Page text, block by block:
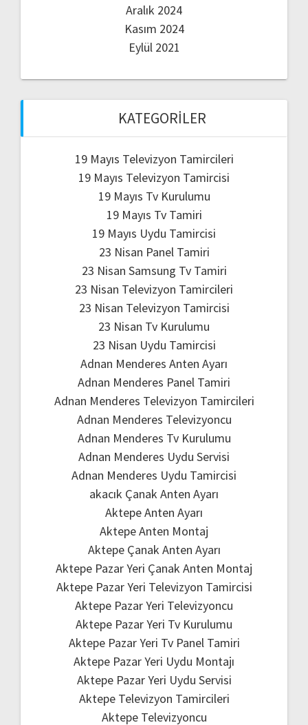
Aralık 2024
Kasım 2024
Eylül 2021
KATEGORILER
19 Mayıs Televizyon Tamircileri
19 Mayıs Televizyon Tamircisi
19 Mayıs Tv Kurulumu
19 Mayıs Tv Tamiri
19 Mayıs Uydu Tamircisi
23 Nisan Panel Tamiri
23 Nisan Samsung Tv Tamiri
23 Nisan Televizyon Tamircileri
23 Nisan Televizyon Tamircisi
23 Nisan Tv Kurulumu
23 Nisan Uydu Tamircisi
Adnan Menderes Anten Ayarı
Adnan Menderes Panel Tamiri
Adnan Menderes Televizyon Tamircileri
Adnan Menderes Televizyoncu
Adnan Menderes Tv Kurulumu
Adnan Menderes Uydu Servisi
Adnan Menderes Uydu Tamircisi
akacık Çanak Anten Ayarı
Aktepe Anten Ayarı
Aktepe Anten Montaj
Aktepe Çanak Anten Ayarı
Aktepe Pazar Yeri Çanak Anten Montaj
Aktepe Pazar Yeri Televizyon Tamircisi
Aktepe Pazar Yeri Televizyoncu
Aktepe Pazar Yeri Tv Kurulumu
Aktepe Pazar Yeri Tv Panel Tamiri
Aktepe Pazar Yeri Uydu Montajı
Aktepe Pazar Yeri Uydu Servisi
Aktepe Televizyon Tamircileri
Aktepe Televizyoncu